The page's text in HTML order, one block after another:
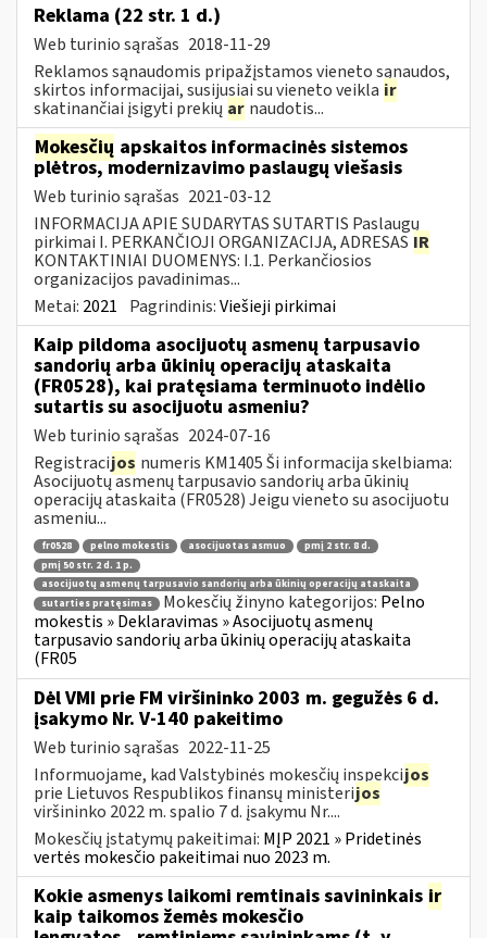
Reklama (22 str. 1 d.)
Web turinio sąrašas 2018-11-29
Reklamos sąnaudomis pripažįstamos vieneto sąnaudos,
skirtos informacijai, susijusiai su vieneto veikla ir
skatinančiai įsigyti prekių ar naudotis...
Mokesčių apskaitos informacinės sistemos
plėtros, modernizavimo paslaugų viešasis
Web turinio sąrašas 2021-03-12
INFORMACIJA APIE SUDARYTAS SUTARTIS Paslaugų
pirkimai I. PERKANČIOJI ORGANIZACIJA, ADRESAS IR
KONTAKTINIAI DUOMENYS: I.1. Perkančiosios
organizacijos pavadinimas...
Metai: 2021 Pagrindinis:Viešieji pirkimai
Kaip pildoma asocijuotų asmenų tarpusavio
sandorių arba ūkinių operacijų ataskaita
(FR0528), kai pratęsiama terminuoto indėlio
sutartis su asocijuotu asmeniu?
Web turinio sąrašas 2024-07-16
Registracijos numeris KM1405 Ši informacija skelbiama:
Asocijuotų asmenų tarpusavio sandorių arba ūkinių
operacijų ataskaita (FR0528) Jeigu vieneto su asocijuotu
asmeniu...
fr0528 pelno mokestis asocijuotas asmuo
pmį 2 str. 8 d.
pmį 50 str. 2 d. 1 p.
asocijuotų asmenų tarpusavio sandorių arba ūkinių operacijų ataskaita
sutarties pratęsimas
Mokesčių žinyno kategorijos: Pelno
mokestis » Deklaravimas » Asocijuotų asmenų
tarpusavio sandorių arba ūkinių operacijų ataskaita
(FR05
Dėl VMI prie FM viršininko 2003 m. gegužės 6 d.
įsakymo Nr. V-140 pakeitimo
Web turinio sąrašas 2022-11-25
Informuojame, kad Valstybinės mokesčių inspekcijos
prie Lietuvos Respublikos finansų ministerijos
viršininko 2022 m. spalio 7 d. įsakymu Nr....
Mokesčių įstatymų pakeitimai: MĮP 2021 » Pridetinės
vertės mokesčio pakeitimai nuo 2023 m.
Kokie asmenys laikomi remtinais savininkais ir
kaip taikomos žemės mokesčio